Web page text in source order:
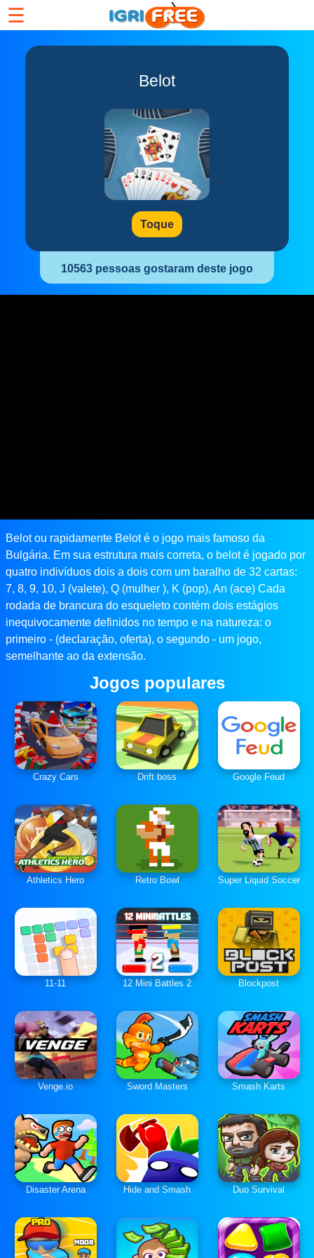
☰
Belot
Toque
10563 pessoas gostaram deste jogo
Belot ou rapidamente Belot é o jogo mais famoso da
Bulgária. Em sua estrutura mais correta, o belot é jogado por
quatro indivíduos dois a dois com um baralho de 32 cartas:
7, 8, 9, 10, J (valete), Q (mulher ), K (pop), An (ace) Cada
rodada de brancura do esqueleto contém dois estágios
inequivocamente definidos no tempo e na natureza: o
primeiro - (declaração, oferta), o segundo - um jogo,
semelhante ao da extensão.
Jogos populares
Crazy Cars Drift boss Google Feud
Athletics Hero Retro Bowl Super Liquid Soccer
11-11 12 Mini Battles 2 Blockpost
Venge.io Sword Masters Smash Karts
Disaster Arena Hide and Smash Duo Survival